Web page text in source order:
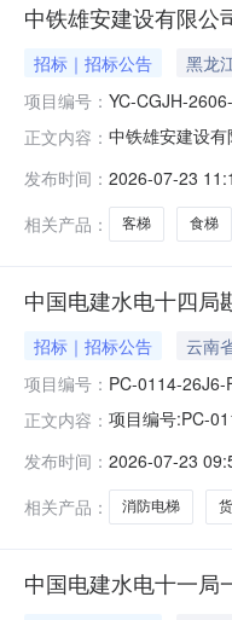
中铁雄安建设有限公
招标｜招标公告 黑龙
项目编号： YC-CGJH-
正文内容： 中铁雄安建设
意向的合格供
发布时间： 2026-07-23
相关产品：
客梯 食梯
中国电建水电十四局
招标｜招标公告
云南
项目编号： PC-0114-26J6-
正文内容： 项目编号:PC-
年七月中国·昆
（二期仓储设
发布时间： 2026-07-23
相关产品：
消防电梯
中国电建水电十一局